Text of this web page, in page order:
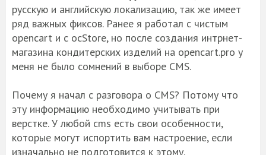
русскую и английскую локализацию, так же имеет
ряд важных фиксов. Ранее я работал с чистым
opencart и с ocStore, но после создания интрнет-
магазина кондитерских изделий на opencart.pro у
меня не было сомнений в выборе CMS.
Почему я начал с разговора о CMS? Потому что
эту информацию необходимо учитывать при
верстке. У любой cms есть свои особенности,
которые могут испортить вам настроение, если
изначально не подготовится к этому.